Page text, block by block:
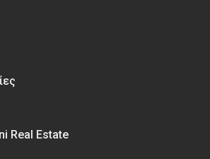
Real Estate